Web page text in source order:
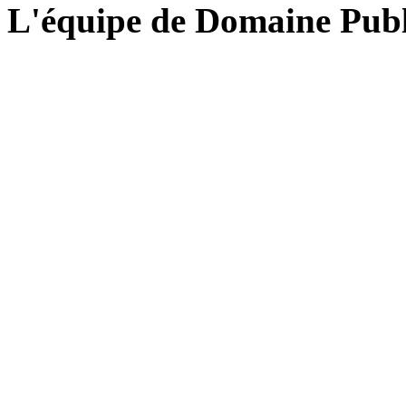
L'équipe de Domaine